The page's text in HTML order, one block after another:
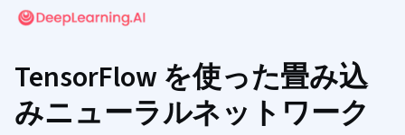
TensorFlow を使った畳み込
みニューラルネットワーク